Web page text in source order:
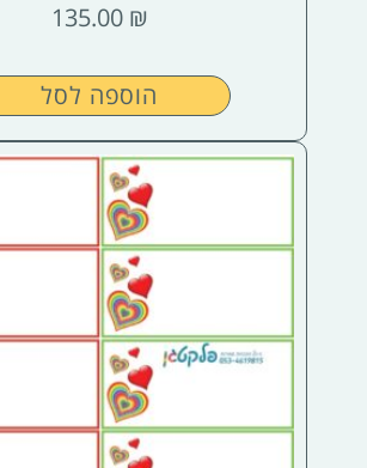
135.00 ₪
הוספה לסל